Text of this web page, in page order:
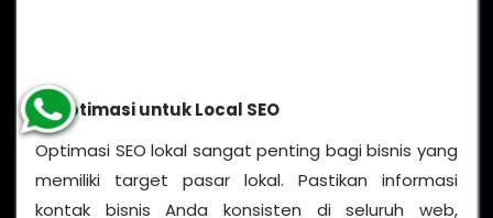
3. Optimasi untuk Local SEO
Optimasi SEO lokal sangat penting bagi bisnis yang
memiliki target pasar lokal. Pastikan informasi
kontak bisnis Anda konsisten di seluruh web,